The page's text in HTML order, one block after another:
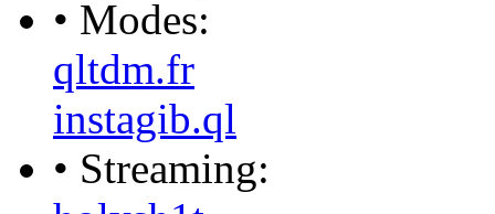
• Modes:
qltdm.fr
instagib.ql
• Streaming: